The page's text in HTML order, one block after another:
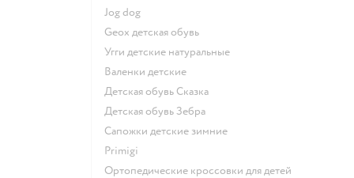
Jog dog
Geox детская обувь
Угги детские натуральные
Валенки детские
Детская обувь Сказка
Детская обувь Зебра
Сапожки детские зимние
Primigi
Ортопедические кроссовки для детей